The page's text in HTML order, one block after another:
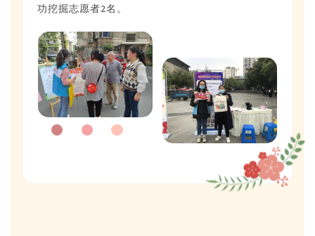
功挖掘志愿者2名。